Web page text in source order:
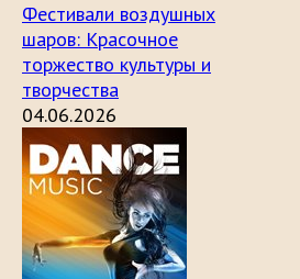
Фестивали воздушных
шаров: Красочное
торжество культуры и
творчества
04.06.2026